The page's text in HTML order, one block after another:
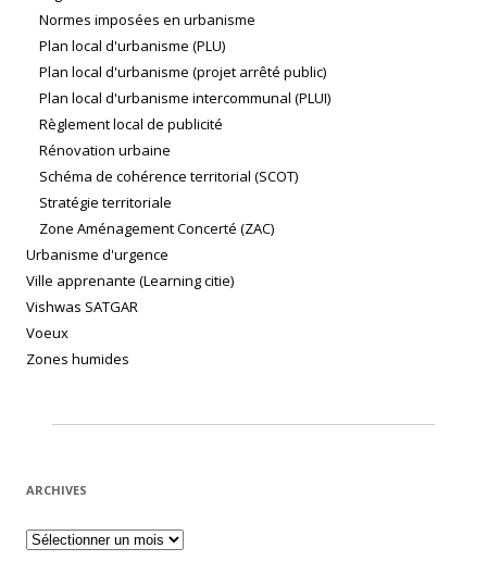
Normes imposées en urbanisme
Plan local d'urbanisme (PLU)
Plan local d'urbanisme (projet arrêté public)
Plan local d'urbanisme intercommunal (PLUI)
Règlement local de publicité
Rénovation urbaine
Schéma de cohérence territorial (SCOT)
Stratégie territoriale
Zone Aménagement Concerté (ZAC)
Urbanisme d'urgence
Ville apprenante (Learning citie)
Vishwas SATGAR
Voeux
Zones humides
ARCHIVES
Archives